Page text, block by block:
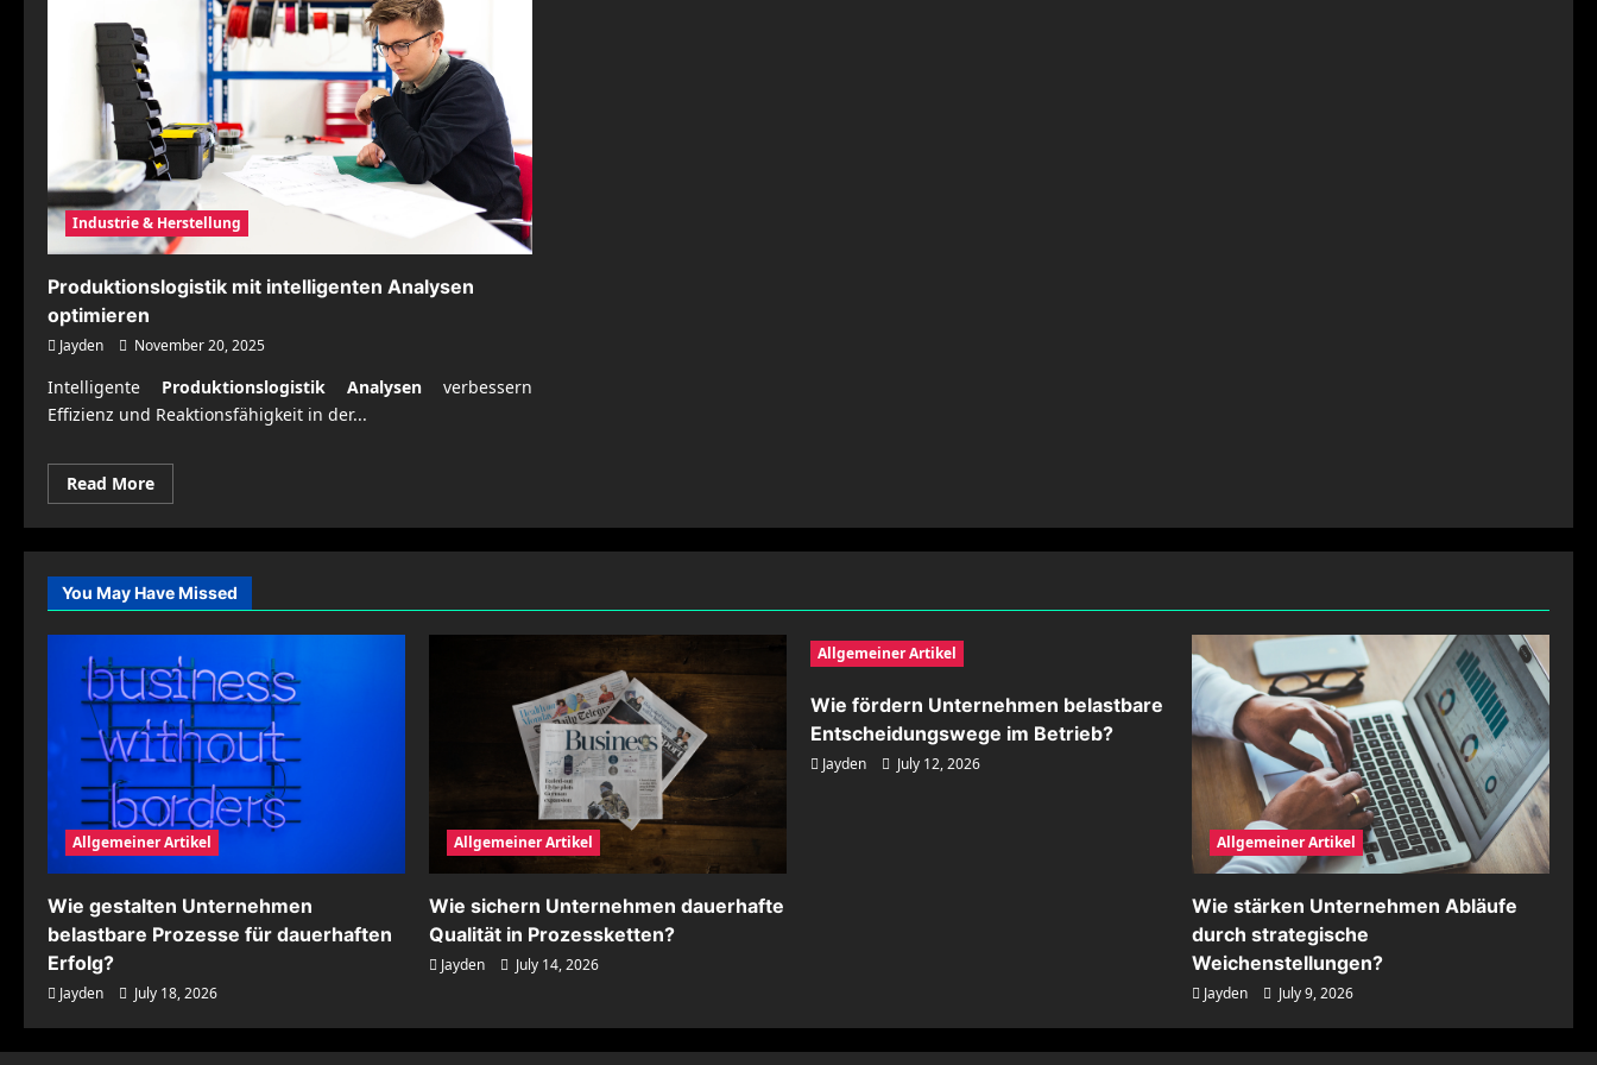
Industrie & Herstellung
Produktionslogistik mit intelligenten Analysen
optimieren
Jayden November 20, 2025
Intelligente Produktionslogistik Analysenverbessern
Effizienz und Reaktionsfähigkeit in der...
Read MoreRead
more
Produktionslogistik
mit
Analysen
optimieren
You May Have Missed
Allgemeiner Artikel
Wie gestalten Unternehmen
belastbare Prozesse für dauerhaften
Erfolg?
Jayden July 18, 2026
Allgemeiner Artikel
Wie sichern Unternehmen dauerhafte
Qualität in Prozessketten?
Jayden July 14, 2026
Allgemeiner Artikel
Wie fördern Unternehmen belastbare
Entscheidungswege im Betrieb?
Jayden July 12, 2026
Allgemeiner Artikel
Wie stärken Unternehmen Abläufe
durch strategische
Weichenstellungen?
Jayden July 9, 2026